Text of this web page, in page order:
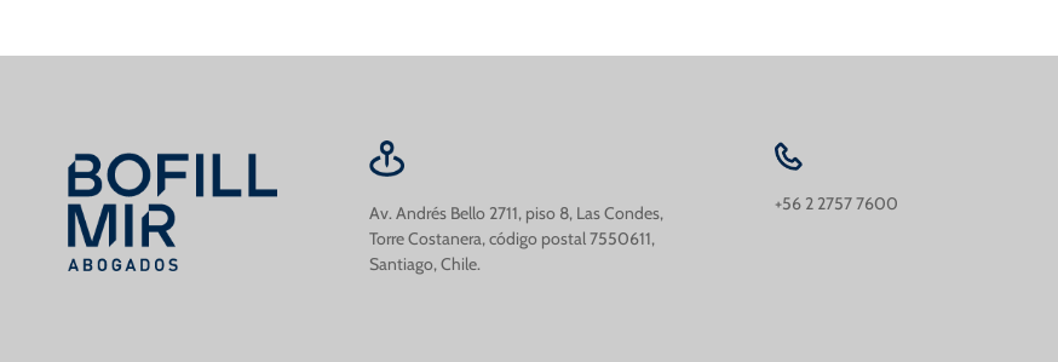
Av. Andrés Bello 2711, piso 8, Las Condes,
Torre Costanera, código postal 7550611,
Santiago, Chile.
+56 2 2757 7600